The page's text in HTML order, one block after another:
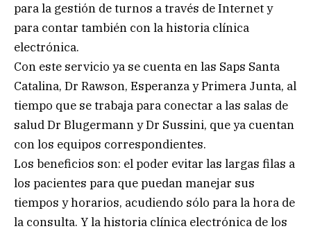
para la gestión de turnos a través de Internet y
para contar también con la historia clínica
electrónica.
Con este servicio ya se cuenta en las Saps Santa
Catalina, Dr Rawson, Esperanza y Primera Junta, al
tiempo que se trabaja para conectar a las salas de
salud Dr Blugermann y Dr Sussini, que ya cuentan
con los equipos correspondientes.
Los beneficios son: el poder evitar las largas filas a
los pacientes para que puedan manejar sus
tiempos y horarios, acudiendo sólo para la hora de
la consulta. Y la historia clínica electrónica de los